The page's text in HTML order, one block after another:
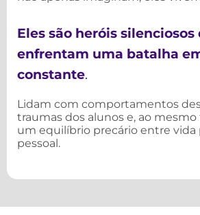
Eles são heróis silenciosos
enfrentam uma batalha
constante.
Lidam com comportamentos
traumas dos alunos e, ao
um equilíbrio precário entre vida
pessoal.